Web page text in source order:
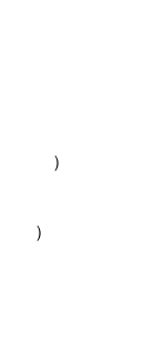
（ ）
）